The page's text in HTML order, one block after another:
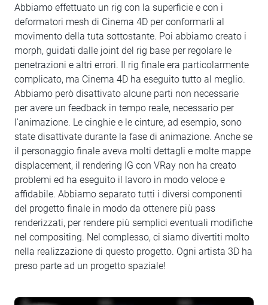
Abbiamo effettuato un rig con la superficie e con i
deformatori mesh di Cinema 4D per conformarli al
movimento della tuta sottostante. Poi abbiamo creato i
morph, guidati dalle joint del rig base per regolare le
penetrazioni e altri errori. Il rig finale era particolarmente
complicato, ma Cinema 4D ha eseguito tutto al meglio.
Abbiamo però disattivato alcune parti non necessarie
per avere un feedback in tempo reale, necessario per
l'animazione. Le cinghie e le cinture, ad esempio, sono
state disattivate durante la fase di animazione. Anche se
il personaggio finale aveva molti dettagli e molte mappe
displacement, il rendering IG con VRay non ha creato
problemi ed ha eseguito il lavoro in modo veloce e
affidabile. Abbiamo separato tutti i diversi componenti
del progetto finale in modo da ottenere più pass
renderizzati, per rendere più semplici eventuali modifiche
nel compositing. Nel complesso, ci siamo divertiti molto
nella realizzazione di questo progetto. Ogni artista 3D ha
preso parte ad un progetto spaziale!